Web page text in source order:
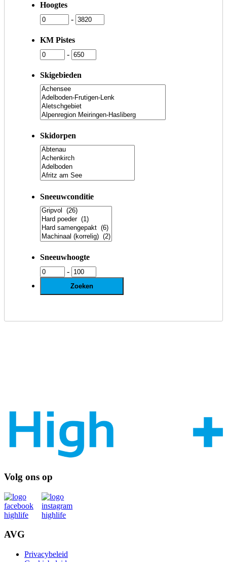
Hoogtes
-
KM Pistes
-
Skigebieden
Skidorpen
Sneeuwconditie
Sneeuwhoogte
-
Volg ons op
AVG
Privacybeleid